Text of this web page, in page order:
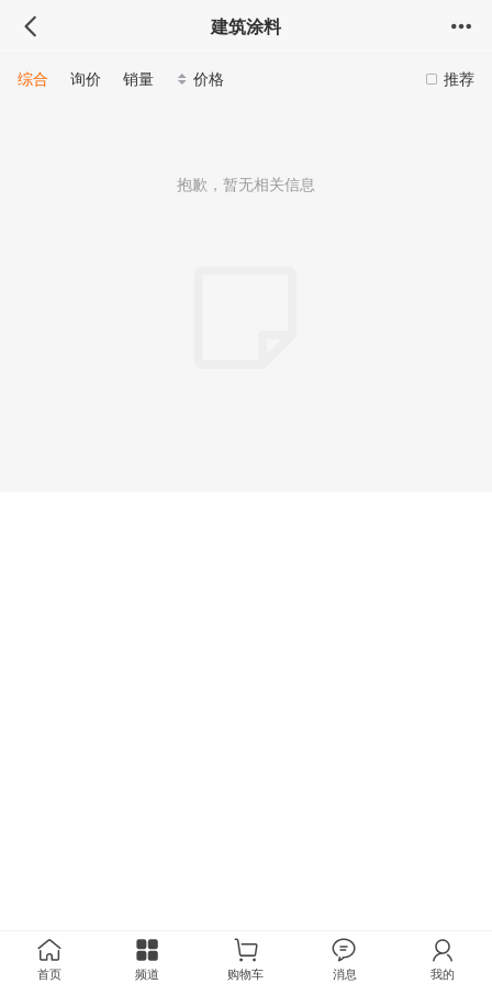
建筑涂料
推荐
综合 询价 销量 价格
抱歉，暂无相关信息
首页 频道 购物车 消息 我的